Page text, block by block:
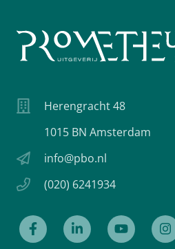
Herengracht 48
1015 BN Amsterdam
info@pbo.nl
(020) 6241934